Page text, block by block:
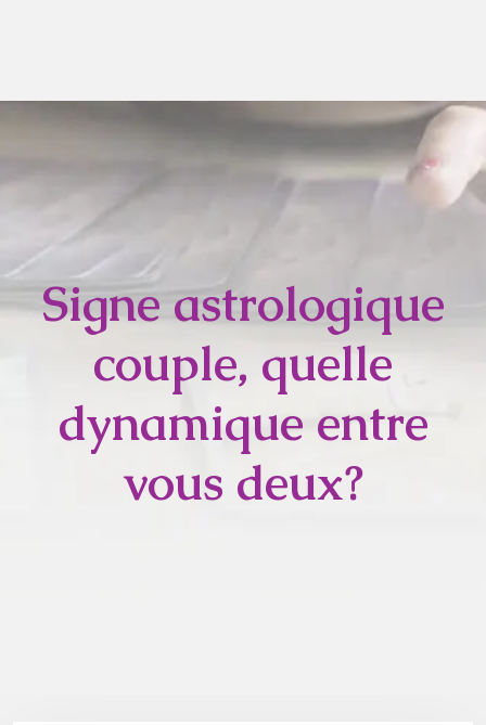
Signe astrologique
couple, quelle
dynamique entre
vous deux?